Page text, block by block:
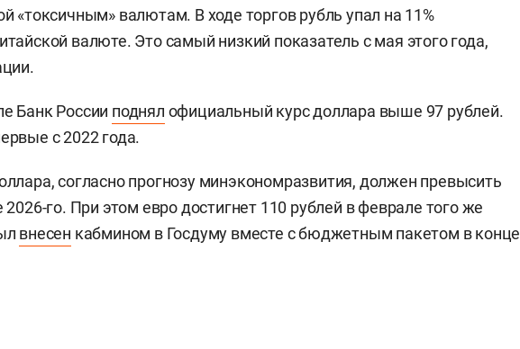
«токсичным» валютам. В ходе торгов рубль упал на 11%
валюте. Это самый низкий показатель с мая этого года,
Банк России поднял официальный курс доллара выше 97 рублей.
с 2022 года.
согласно прогнозу минэкономразвития, должен превысить
го. При этом евро достигнет 110 рублей в феврале того же
внесен кабмином в Госдуму вместе с бюджетным пакетом в конце